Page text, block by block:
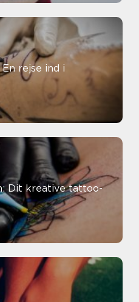
rejse ind i
Dit kreative tattoo-